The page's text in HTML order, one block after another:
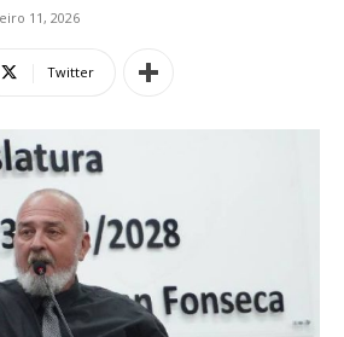
11, 2026
Twitter